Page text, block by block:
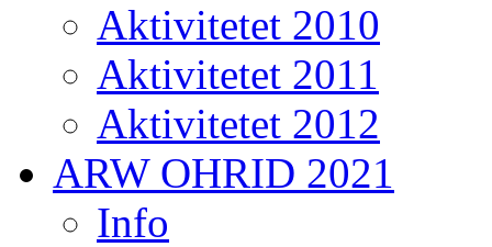
Aktivitetet 2010
Aktivitetet 2011
Aktivitetet 2012
ARW OHRID 2021
Info